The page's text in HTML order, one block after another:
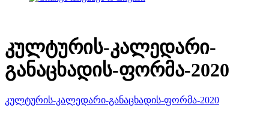
კულტურის-კალედარი-
განაცხადის-ფორმა-2020
კულტურის-კალედარი-განაცხადის-ფორმა-2020